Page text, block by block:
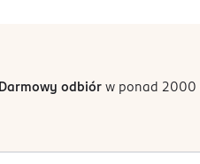
Darmowy odbiórw ponad 2000